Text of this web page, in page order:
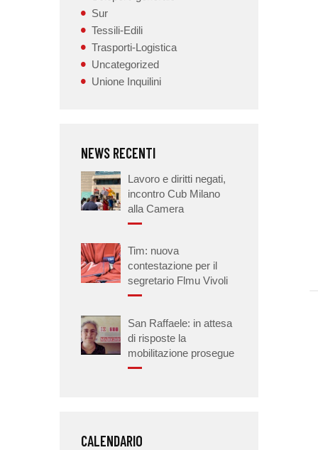
Sur
Tessili-Edili
Trasporti-Logistica
Uncategorized
Unione Inquilini
NEWS RECENTI
Lavoro e diritti negati,
incontro Cub Milano
alla Camera
Tim: nuova
contestazione per il
segretario Flmu Vivoli
San Raffaele: in attesa
di risposte la
mobilitazione prosegue
CALENDARIO